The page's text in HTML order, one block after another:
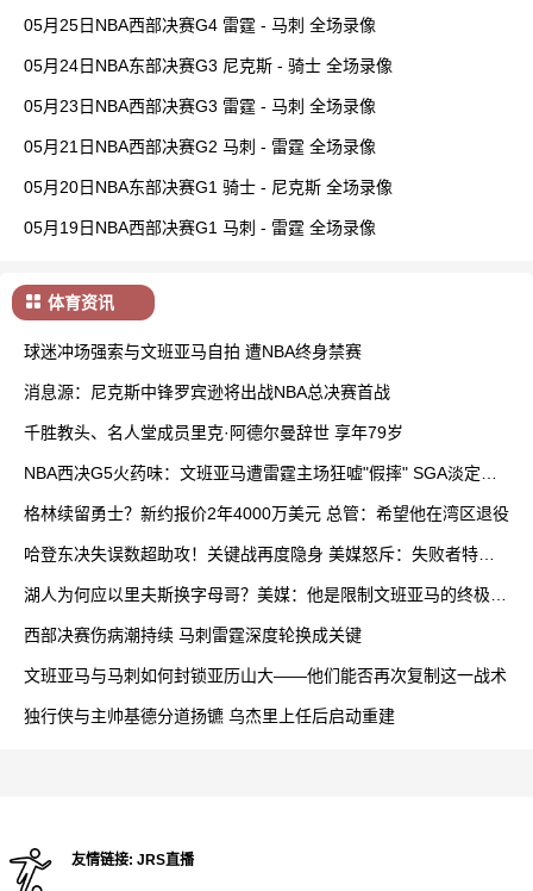
05月25日NBA西部决赛G4 雷霆 - 马刺 全场录像
05月24日NBA东部决赛G3 尼克斯 - 骑士 全场录像
05月23日NBA西部决赛G3 雷霆 - 马刺 全场录像
05月21日NBA西部决赛G2 马刺 - 雷霆 全场录像
05月20日NBA东部决赛G1 骑士 - 尼克斯 全场录像
05月19日NBA西部决赛G1 马刺 - 雷霆 全场录像
体育资讯
球迷冲场强索与文班亚马自拍 遭NBA终身禁赛
消息源：尼克斯中锋罗宾逊将出战NBA总决赛首战
千胜教头、名人堂成员里克·阿德尔曼辞世 享年79岁
NBA西决G5火药味：文班亚马遭雷霆主场狂嘘"假摔" SGA淡定回
格林续留勇士？新约报价2年4000万美元 总管：希望他在湾区退役
哈登东决失误数超助攻！关键战再度隐身 美媒怒斥：失败者特质
湖人为何应以里夫斯换字母哥？美媒：他是限制文班亚马的终极答
西部决赛伤病潮持续 马刺雷霆深度轮换成关键
文班亚马与马刺如何封锁亚历山大——他们能否再次复制这一战术
独行侠与主帅基德分道扬镳 乌杰里上任后启动重建
友情链接: JRS直播